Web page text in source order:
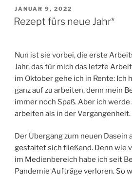
VERÖFFENTLICHT
AM
JANUAR 9, 2022
Rezept fürs neue Jahr*
Nun ist sie vorbei, die erste
Jahr, das für mich das letzte
im Oktober gehe ich in Rente: Ich
ganz auf zu arbeiten, denn mein
immer noch Spaß. Aber ich
arbeiten als in der Vergangenheit.
Der Übergang zum neuen Dasein
gestaltet sich fließend. Denn wie
im Medienbereich habe ich seit
Pandemie Aufträge verloren. So